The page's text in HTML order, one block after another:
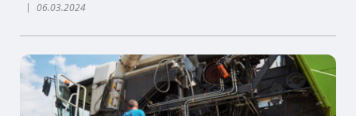
06.03.2024